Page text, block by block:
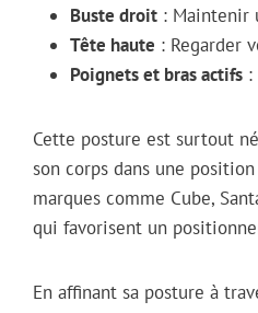
Buste droit : Maintenir
Tête haute : Regarder
Poignets et bras actifs
Cette posture est surtout
son corps dans une
marques comme Cube,
qui favorisent un
En affinant sa posture à